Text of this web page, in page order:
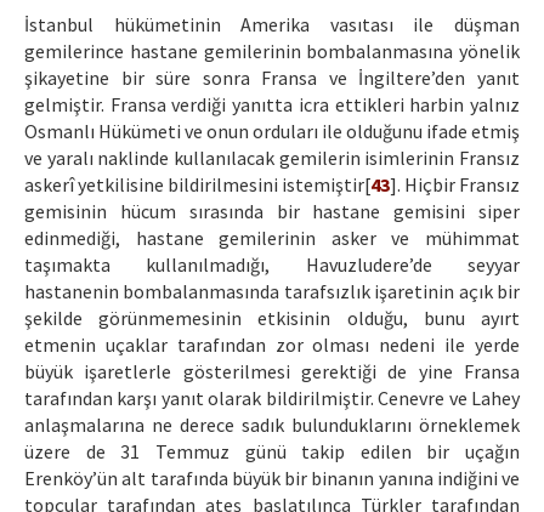
İstanbul hükümetinin Amerika vasıtası ile düşman
gemilerince hastane gemilerinin bombalanmasına yönelik
şikayetine bir süre sonra Fransa ve İngiltere’den yanıt
gelmiştir. Fransa verdiği yanıtta icra ettikleri harbin yalnız
Osmanlı Hükümeti ve onun orduları ile olduğunu ifade etmiş
ve yaralı naklinde kullanılacak gemilerin isimlerinin Fransız
askerî yetkilisine bildirilmesini istemiştir[43]. Hiçbir Fransız
gemisinin hücum sırasında bir hastane gemisini siper
edinmediği, hastane gemilerinin asker ve mühimmat
taşımakta kullanılmadığı, Havuzludere’de seyyar
hastanenin bombalanmasında tarafsızlık işaretinin açık bir
şekilde görünmemesinin etkisinin olduğu, bunu ayırt
etmenin uçaklar tarafından zor olması nedeni ile yerde
büyük işaretlerle gösterilmesi gerektiği de yine Fransa
tarafından karşı yanıt olarak bildirilmiştir. Cenevre ve Lahey
anlaşmalarına ne derece sadık bulunduklarını örneklemek
üzere de 31 Temmuz günü takip edilen bir uçağın
Erenköy’ün alt tarafında büyük bir binanın yanına indiğini ve
topçular tarafından ateş başlatılınca Türkler tarafından